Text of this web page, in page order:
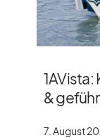
1AVista:
&
7. August